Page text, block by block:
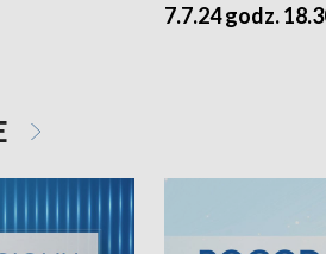
7.7.24 godz.